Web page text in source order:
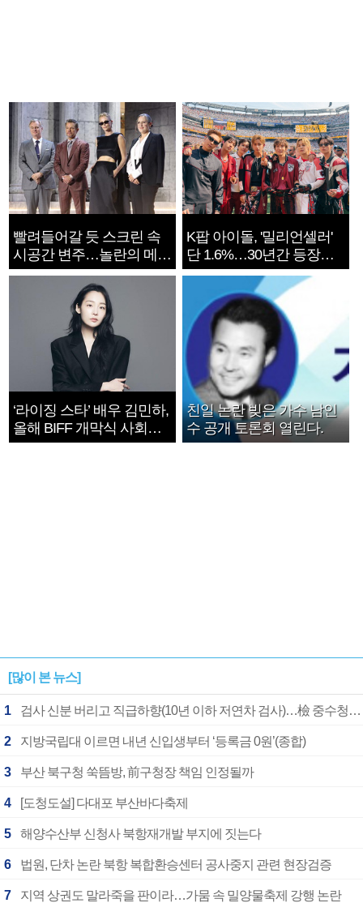
빨려들어갈 듯 스크린 속
시공간 변주…놀란의 메시
지는 ‘전쟁 속죄’
K팝 아이돌, '밀리언셀러'
단 1.6%…30년간 등장
1182개팀 전수조사
‘라이징 스타’ 배우 김민하,
올해 BIFF 개막식 사회자
확정
친일 논란 빚은 가수 남인
수 공개 토론회 열린다.
[많이 본 뉴스]
1 검사 신분 버리고 직급하향(10년 이하 저연차 검사)…檢 중수청행 기피
2 지방국립대 이르면 내년 신입생부터 ‘등록금 0원’(종합)
3 부산 북구청 쑥뜸방, 前구청장 책임 인정될까
4 [도청도설] 다대포 부산바다축제
5 해양수산부 신청사 북항재개발 부지에 짓는다
6 법원, 단차 논란 북항 복합환승센터 공사중지 관련 현장검증
7 지역 상권도 말라죽을 판이라…가뭄 속 밀양물축제 강행 논란